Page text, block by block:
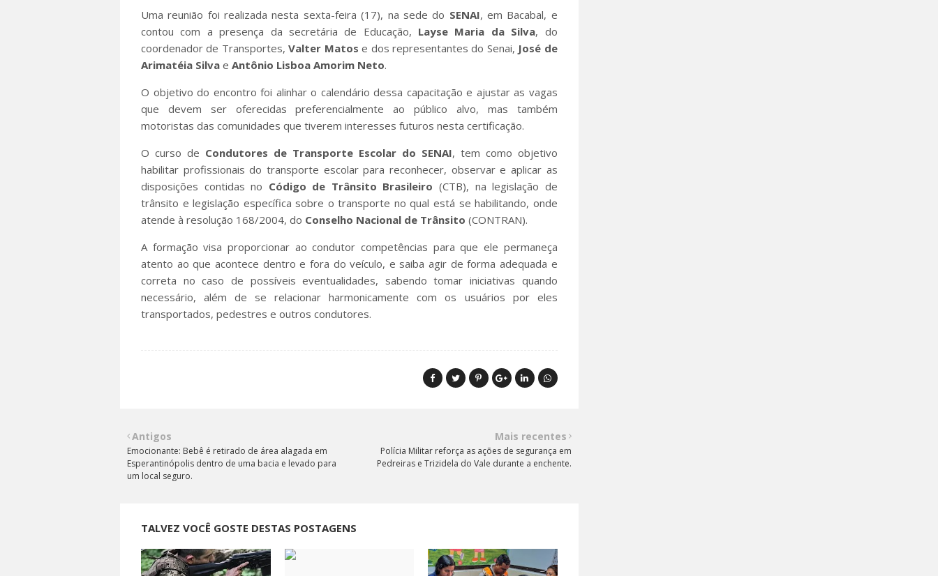
Uma reunião foi realizada nesta sexta-feira (17), na sede do SENAI, em Bacabal, e
contou com a presença da secretária de Educação, Layse Maria da Silva, do
coordenador de Transportes,Valter Matos e dos representantes do Senai, José de
Arimatéia Silva e Antônio Lisboa Amorim Neto.
O objetivo do encontro foi alinhar o calendário dessa capacitação e ajustar as vagas
que devem ser oferecidas preferencialmente ao público alvo, mas também
motoristas das comunidades que tiverem interesses futuros nesta certificação.
O curso de Condutores de Transporte Escolar do SENAI, tem como objetivo
habilitar profissionais do transporte escolar para reconhecer, observar e aplicar as
disposições contidas no Código de Trânsito Brasileiro (CTB), na legislação de
trânsito e legislação específica sobre o transporte no qual está se habilitando, onde
atende à resolução 168/2004, do Conselho Nacional de Trânsito (CONTRAN).
A formação visa proporcionar ao condutor competências para que ele permaneça
atento ao que acontece dentro e fora do veículo, e saiba agir de forma adequada e
correta no caso de possíveis eventualidades, sabendo tomar iniciativas quando
necessário, além de se relacionar harmonicamente com os usuários por eles
transportados, pedestres e outros condutores.
Mais recentes
Polícia Militar reforça as ações de segurança em
Pedreiras e Trizidela do Vale durante a enchente.
Antigos
Emocionante: Bebê é retirado de área alagada em
Esperantinópolis dentro de uma bacia e levado para
um local seguro.
TALVEZ VOCÊ GOSTE DESTAS POSTAGENS